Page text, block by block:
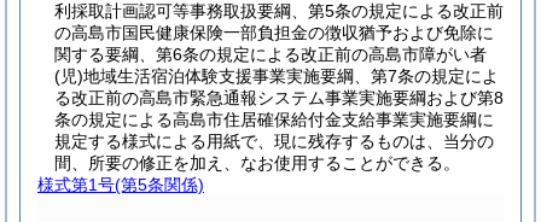
利採取計画認可等事務取扱要綱、第5条の規定による改正前
の高島市国民健康保険一部負担金の徴収猶予および免除に
関する要綱、第6条の規定による改正前の高島市障がい者
(児)地域生活宿泊体験支援事業実施要綱、第7条の規定によ
る改正前の高島市緊急通報システム事業実施要綱および第8
条の規定による高島市住居確保給付金支給事業実施要綱に
規定する様式による用紙で、現に残存するものは、当分の
間、所要の修正を加え、なお使用することができる。
様式第1号(第5条関係)